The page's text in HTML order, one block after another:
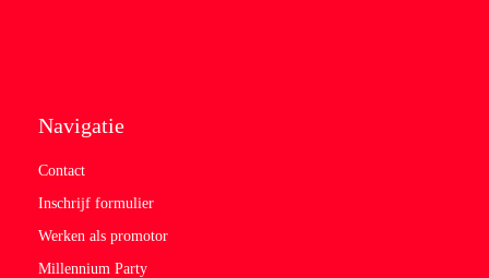
Navigatie
Contact
Inschrijf formulier
Werken als promotor
Millennium Party